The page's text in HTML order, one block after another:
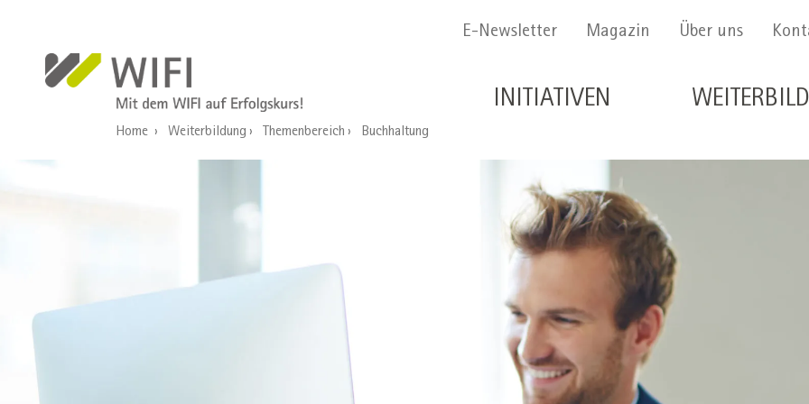
Menu Secondario
E-Newsletter Magazin Über uns
Navigazione principale de
INITIATIVEN
Home Weiterbildung Themenbereich Buchhaltung